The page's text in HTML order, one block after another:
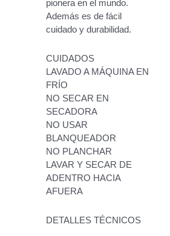
pionera en el mundo.
Además es de fácil
cuidado y durabilidad.
CUIDADOS
LAVADO A MÁQUINA EN
FRÍO
NO SECAR EN
SECADORA
NO USAR
BLANQUEADOR
NO PLANCHAR
LAVAR Y SECAR DE
ADENTRO HACIA
AFUERA
DETALLES TÉCNICOS